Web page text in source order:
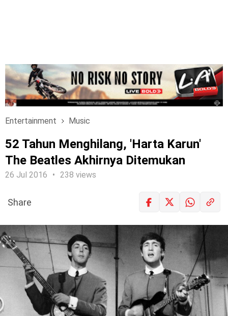
Entertainment Music
52 Tahun Menghilang, 'Harta Karun'
The Beatles Akhirnya Ditemukan
26 Jul 2016 238 views
LOGIN
Share